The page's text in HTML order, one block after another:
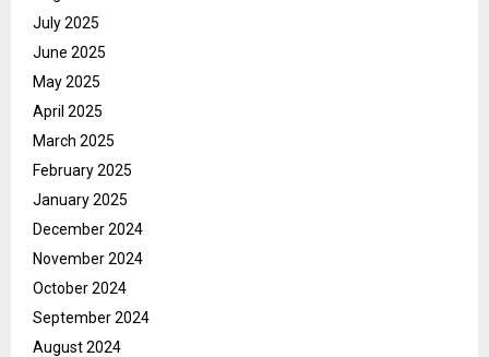
July 2025
June 2025
May 2025
April 2025
March 2025
February 2025
January 2025
December 2024
November 2024
October 2024
September 2024
August 2024